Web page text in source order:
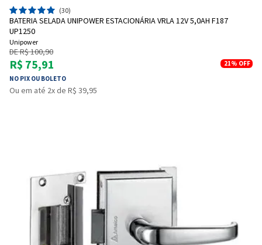
(30)
BATERIA SELADA UNIPOWER ESTACIONÁRIA VRLA 12V 5,0AH F187
UP1250
Unipower
DE R$ 100,90
R$ 75,91
NO PIX OU BOLETO
21% OFF
Ou em até 2x de R$ 39,95